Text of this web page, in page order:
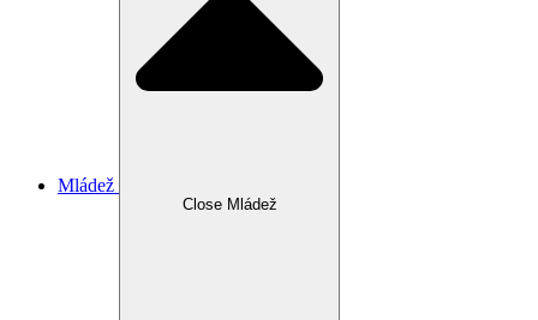
Mládež
Close Mládež